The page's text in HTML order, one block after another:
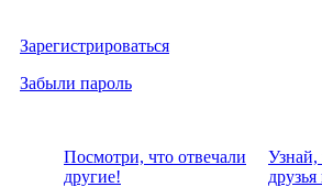
Зарегистрироваться
Забыли пароль
Посмотри, что отвeчали
другие!
Узнай,